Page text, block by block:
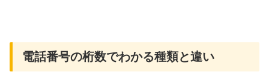
電話番号の桁数でわかる種類と違い